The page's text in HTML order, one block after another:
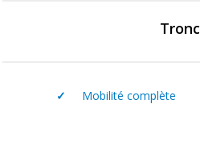
Tronc
✓ Mobilité complète